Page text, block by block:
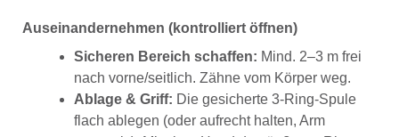
Auseinandernehmen (kontrolliert öffnen)
Sicheren Bereich schaffen: Mind. 2–3 m frei
nach vorne/seitlich. Zähne vom Körper weg.
Ablage & Griff: Die gesicherte 3-Ring-Spule
flach ablegen (oder aufrecht halten, Arm